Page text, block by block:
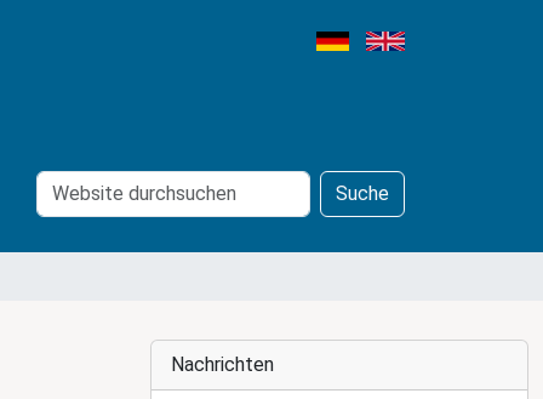
Website
durchsuchen
Suche
Erweiterte
Suche…
Nachrichten